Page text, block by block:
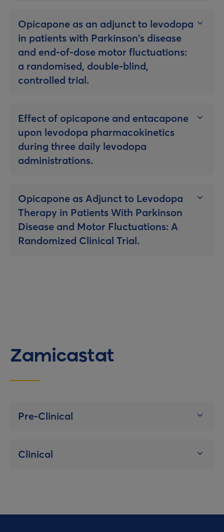
Opicapone as an adjunct to levodopa
in patients with Parkinson’s disease
and end-of-dose motor fluctuations:
a randomised, double-blind,
controlled trial.
Effect of opicapone and entacapone
upon levodopa pharmacokinetics
during three daily levodopa
administrations.
Opicapone as Adjunct to Levodopa
Therapy in Patients With Parkinson
Disease and Motor Fluctuations: A
Randomized Clinical Trial.
Zamicastat
Pre-Clinical
Clinical